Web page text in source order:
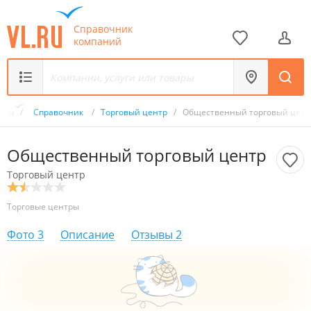
Справочник
компаний
/ Справочник / Торговый центр / Общественный торговый
Общественный торговый центр
Торговый центр
Торговые центры
Фото 3 Описание Отзывы 2